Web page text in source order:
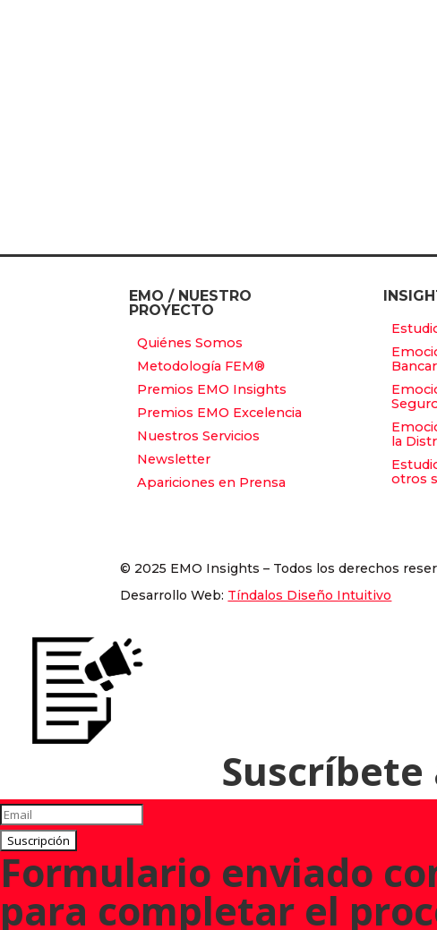
EMO / NUESTRO
PROYECTO
Quiénes Somos
Metodología FEM®
Premios EMO Insights
Premios EMO Excelencia
Nuestros Servicios
Newsletter
Apariciones en Prensa
la
otros
© 2025 EMO Insights – Todos los derechos
Desarrollo Web: Tíndalos Diseño Intuitivo
Suscripción
Formulario enviado
para completar el